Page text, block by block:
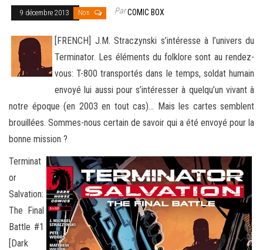
9 décembre 2013 Non ParCOMIC BOX
[FRENCH] J.M. Straczynski s’intéresse à l’univers du
Terminator. Les éléments du folklore sont au rendez-
vous: T-800 transportés dans le temps, soldat humain
envoyé lui aussi pour s’intéresser à quelqu’un vivant à
notre époque (en 2003 en tout cas)… Mais les cartes semblent
brouillées. Sommes-nous certain de savoir qui a été envoyé pour la
bonne mission ?
Terminat
or
Salvation:
The Final
Battle #1
[Dark